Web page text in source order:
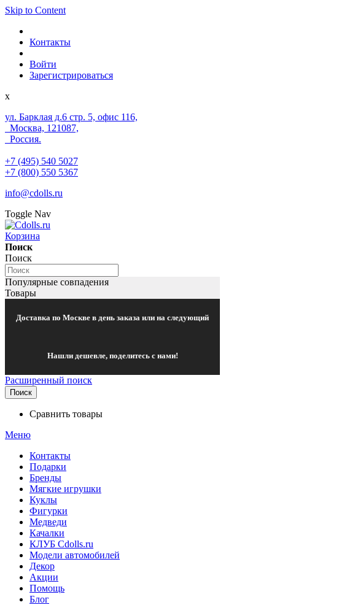
Skip to Content
Контакты
Войти
Зарегистрироваться
x
ул. Барклая д.6 стр. 5, офис 116,
Москва, 121087,
Россия.
+7 (495) 540 5027
+7 (800) 550 5367
info@cdolls.ru
Toggle Nav
Корзина
Поиск
Поиск
Популярные совпадения
Товары
Доставка по Москве в день заказа или на следующий
Нашли дешевле, поделитесь с нами!
Расширенный поиск
Поиск
Сравнить товары
Меню
Контакты
Подарки
Бренды
Мягкие игрушки
Куклы
Фигурки
Медведи
Качалки
КЛУБ Cdolls.ru
Модели автомобилей
Декор
Акции
Помощь
Блог